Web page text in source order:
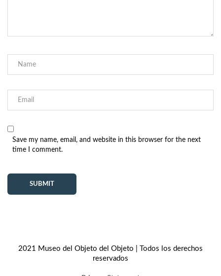
Save my name, email, and website in this browser for the next
time I comment.
2021 Museo del Objeto del Objeto | Todos los derechos
reservados